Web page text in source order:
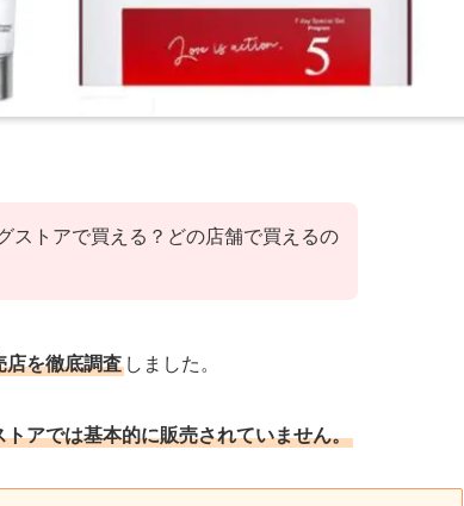
ストアで買える？どの店舗で買えるの
店を徹底調査 しました。
アでは基本的に販売されていません。